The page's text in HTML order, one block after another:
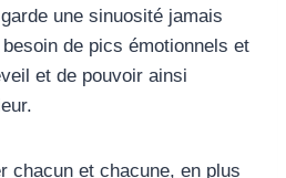
une sinuosité jamais
de pics émotionnels et
et de pouvoir ainsi
chacun et chacune, en plus